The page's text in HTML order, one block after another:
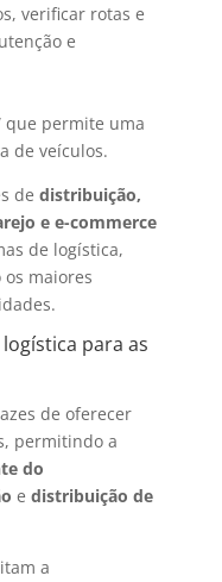
verificar rotas e
e
que permite uma
de veículos.
de distribuição,
e e-commerce
de logística,
maiores
para as
de oferecer
permitindo a
do
e distribuição de
a